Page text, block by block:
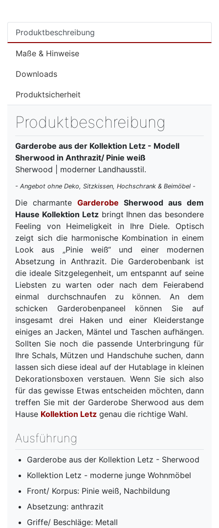
Produktbeschreibung
Maße & Hinweise
Downloads
Produktsicherheit
Produktbeschreibung
Garderobe aus der Kollektion Letz - Modell
Sherwood in Anthrazit/ Pinie weiß
Sherwood | moderner Landhausstil.
- Angebot ohne Deko, Sitzkissen, Hochschrank & Beimöbel -
Die charmante Garderobe Sherwood aus dem
Hause Kollektion Letzbringt Ihnen das besondere
Feeling von Heimeligkeit in Ihre Diele. Optisch
zeigt sich die harmonische Kombination in einem
Look aus „Pinie weiß“ und einer modernen
Absetzung in Anthrazit. Die Garderobenbank ist
die ideale Sitzgelegenheit, um entspannt auf seine
Liebsten zu warten oder nach dem Feierabend
einmal durchschnaufen zu können. An dem
schicken Garderobenpaneel können Sie auf
insgesamt drei Haken und einer Kleiderstange
einiges an Jacken, Mäntel und Taschen aufhängen.
Sollten Sie noch die passende Unterbringung für
Ihre Schals, Mützen und Handschuhe suchen, dann
lassen sich diese ideal auf der Hutablage in kleinen
Dekorationsboxen verstauen. Wenn Sie sich also
für das gewisse Etwas entscheiden möchten, dann
treffen Sie mit der Garderobe Sherwood aus dem
Hause Kollektion Letz genau die richtige Wahl.
Ausführung
Garderobe aus der Kollektion Letz - Sherwood
Kollektion Letz - moderne junge Wohnmöbel
Front/ Korpus: Pinie weiß, Nachbildung
Absetzung: anthrazit
Griffe/ Beschläge: Metall